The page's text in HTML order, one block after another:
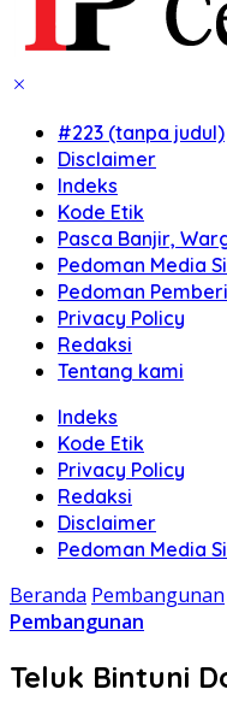
#223 (tanpa judul)
Disclaimer
Indeks
Kode Etik
Pasca Banjir,
Pedoman Media
Pedoman
Privacy Policy
Redaksi
Tentang kami
Indeks
Kode Etik
Privacy Policy
Redaksi
Disclaimer
Pedoman Media
Beranda Pembangunan
Pembangunan
Teluk Bintuni